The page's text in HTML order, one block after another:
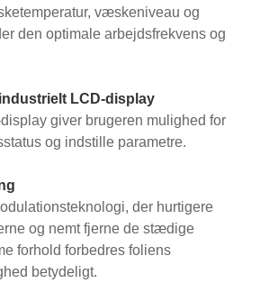
væskeniveau og
den optimale arbejdsfrekvens og
LCD-display
giver brugeren mulighed for
og indstille parametre.
der hurtigere
og nemt fjerne de stædige
forhold forbedres foliens
betydeligt.